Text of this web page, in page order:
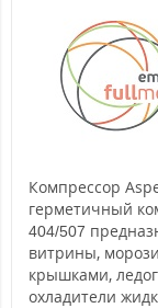
Компрессор
герметичный
404/507
витрины,
крышками,
охладители